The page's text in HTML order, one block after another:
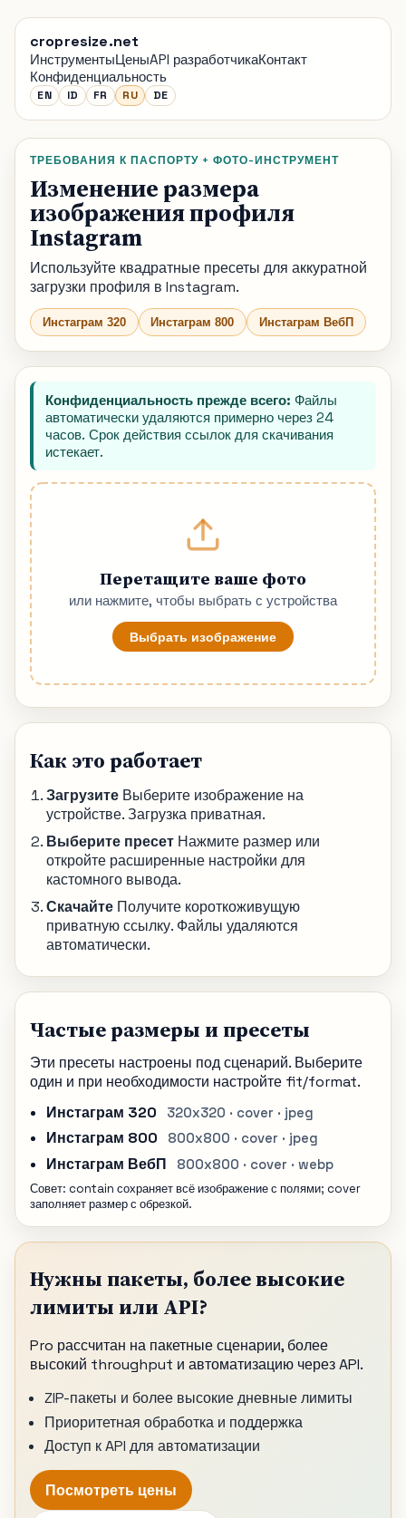
cropresize.net
ИнструментыЦеныAPI разработчикаКонтакт
Конфиденциальность
EN ID FR RU DE
ТРЕБОВАНИЯ К ПАСПОРТУ + ФОТО-ИНСТРУМЕНТ
Изменение размера
изображения профиля
Instagram
Используйте квадратные пресеты для аккуратной
загрузки профиля в Instagram.
Инстаграм 320 Инстаграм 800 Инстаграм ВебП
Конфиденциальность прежде всего: Файлы
автоматически удаляются примерно через 24
часов. Срок действия ссылок для скачивания
истекает.
Перетащите ваше фото
или нажмите, чтобы выбрать с устройства
Выбрать изображение
Как это работает
ЗагрузитеВыберите изображение на
устройстве. Загрузка приватная.
Выберите пресетНажмите размер или
откройте расширенные настройки для
кастомного вывода.
СкачайтеПолучите короткоживущую
приватную ссылку. Файлы удаляются
автоматически.
Частые размеры и пресеты
Эти пресеты настроены под сценарий. Выберите
один и при необходимости настройте fit/format.
Инстаграм 320
320x320 · cover · jpeg
Инстаграм 800 800x800 · cover · jpeg
Инстаграм ВебП 800x800 · cover · webp
Совет: contain сохраняет всё изображение с полями; cover
заполняет размер с обрезкой.
Нужны пакеты, более высокие
лимиты или API?
Pro рассчитан на пакетные сценарии, более
высокий throughput и автоматизацию через API.
ZIP-пакеты и более высокие дневные лимиты
Приоритетная обработка и поддержка
Доступ к API для автоматизации
Посмотреть цены